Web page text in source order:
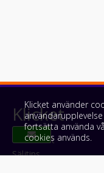
Klicket
Om Klicket
Säljtips
Klicket använder
fortsätta använda
cookies används.